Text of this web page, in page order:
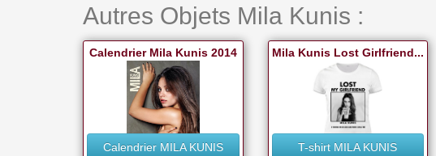
Autres Objets Mila Kunis :
Calendrier Mila Kunis 2014
Calendrier MILA KUNIS
Mila Kunis Lost Girlfriend...
T-shirt MILA KUNIS